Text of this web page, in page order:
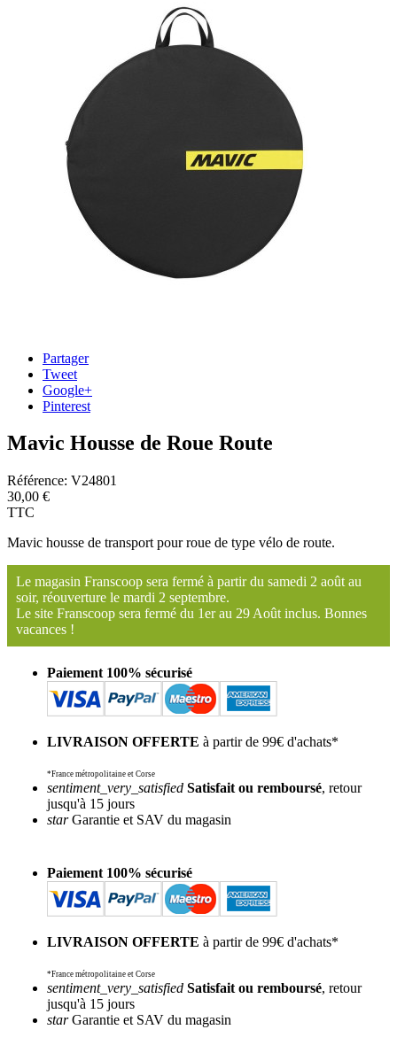
Partager
Tweet
Google+
Pinterest
Mavic Housse de Roue Route
Référence: V24801
30,00 €
TTC
Mavic housse de transport pour roue de type vélo de route.
Le magasin Franscoop sera fermé à partir du samedi 2 août au
soir, réouverture le mardi 2 septembre.
Le site Franscoop sera fermé du 1er au 29 Août inclus. Bonnes
vacances !
Paiement 100% sécurisé
LIVRAISON OFFERTE à partir de 99€ d'achats*
*France métropolitaine et Corse
sentiment_very_satisfied Satisfait ou remboursé, retour
jusqu'à 15 jours
starGarantie et SAV du magasin
Paiement 100% sécurisé
LIVRAISON OFFERTE à partir de 99€ d'achats*
*France métropolitaine et Corse
sentiment_very_satisfied Satisfait ou remboursé, retour
jusqu'à 15 jours
starGarantie et SAV du magasin